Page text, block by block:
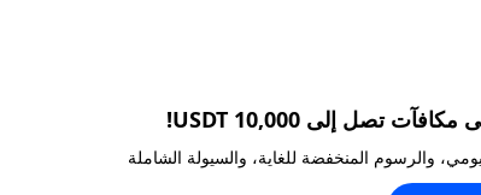
والرسوم المنخفضة للغاية، والسيولة الشاملة